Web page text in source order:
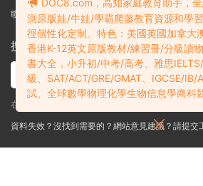
聯系站長
搜索
在線搜索GK-G12海量英文原版教材/章節書/國際考
資料失效？沒找到需要的？網站意見建議？請提交
DOC8.com，高知家庭教育助手，
測原版娃/牛娃/學霸爬藤教育資源和學
徑個性化定制。特色：美國英國加拿大
香港K-12英文原版教材/練習冊/分級讀
書大全，小升初/中考/高考、雅思
級、SAT/ACT/GRE/GMAT、IGCSE/
試、全球數學物理化學生物信息學商科